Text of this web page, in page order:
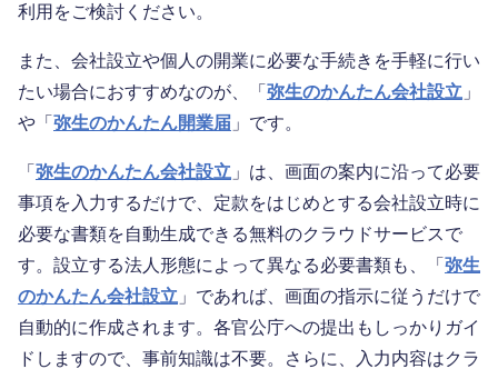
利用をご検討ください。
また、会社設立や個人の開業に必要な手続きを手軽に行い
たい場合におすすめなのが、「 弥生のかんたん会社設立 」
や「 弥生のかんたん開業届 」です。
「 弥生のかんたん会社設立 」は、画面の案内に沿って必要
事項を入力するだけで、定款をはじめとする会社設立時に
必要な書類を自動生成できる無料のクラウドサービスで
す。設立する法人形態によって異なる必要書類も、「 弥生
のかんたん会社設立 」であれば、画面の指示に従うだけで
自動的に作成されます。各官公庁への提出もしっかりガイ
ドしますので、事前知識は不要。さらに、入力内容はクラ